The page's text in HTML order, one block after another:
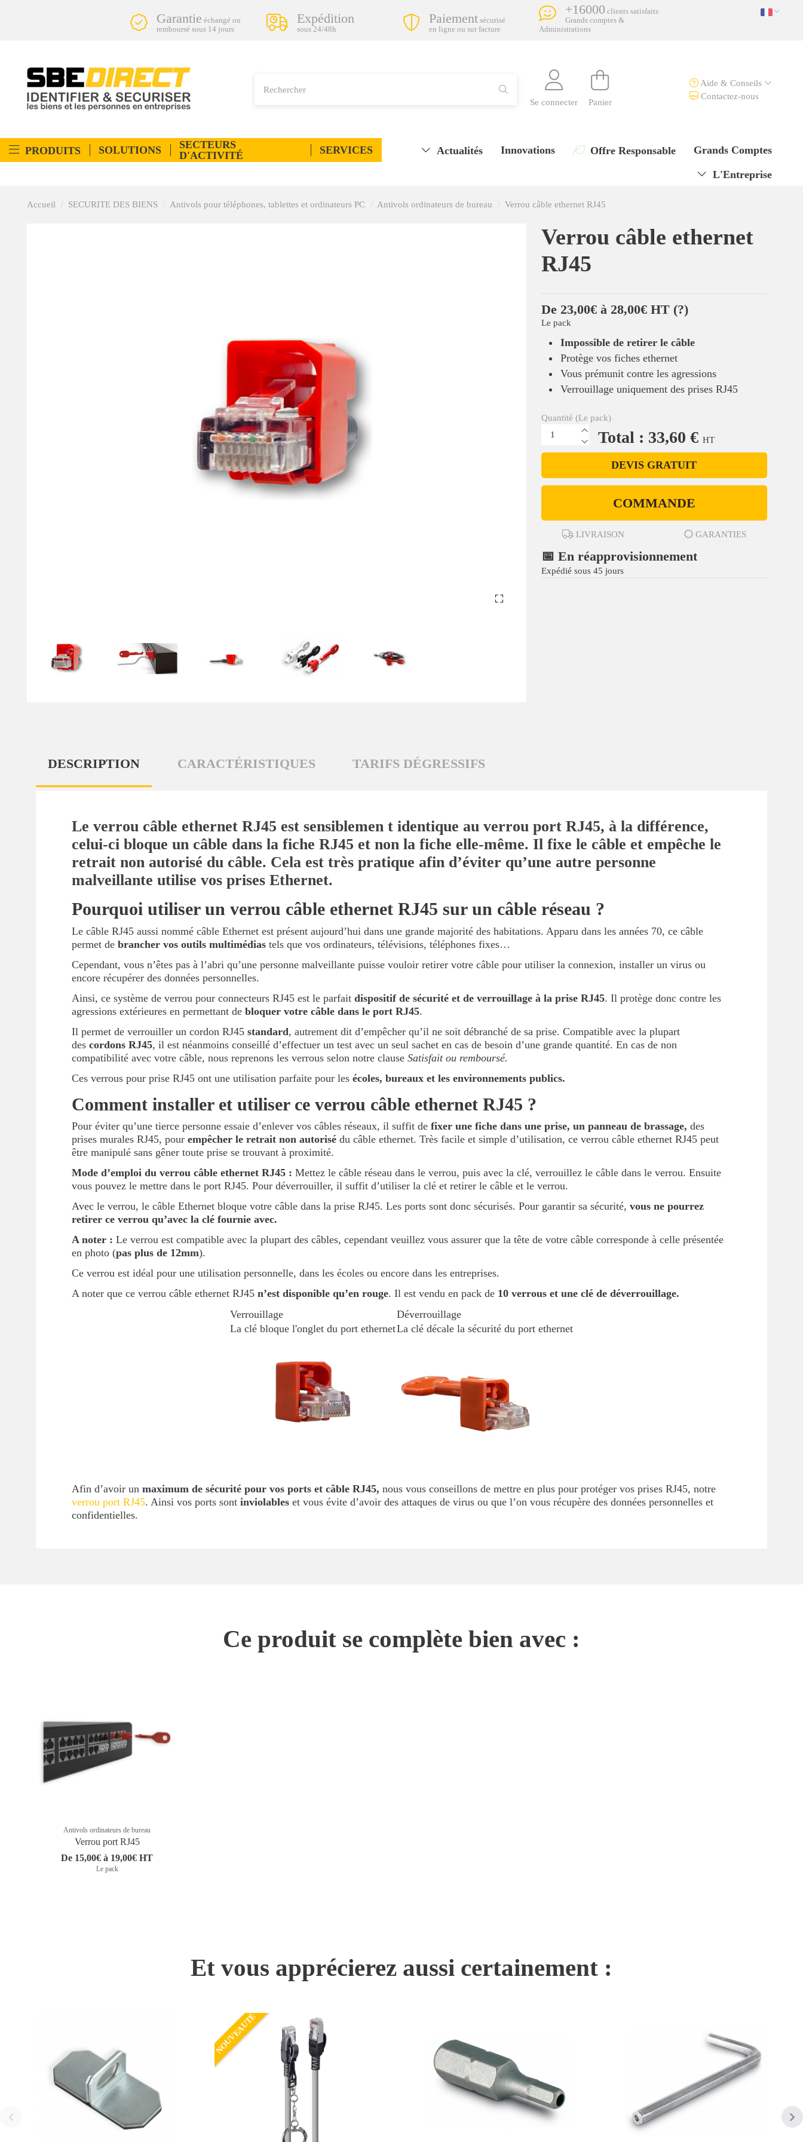
Garantie échangé ou
remboursé sous 14 jours
Expédition
sous 24/48h
Paiement sécurisé
en ligne ou sur facture
+16000 clients satisfaits
Grands comptes &
Administrations
Se connecter Panier
Aide & Conseils
Contactez-nous
PRODUITS SOLUTIONS
SECTEURS
D'ACTIVITÉ
SERVICES Grands Comptes
Offre Responsable
Innovations
Actualités
L'Entreprise
Accueil SECURITE DES BIENS Antivols pour téléphones, tablettes et ordinateurs PC Antivols ordinateurs de bureau Verrou câble ethernet RJ45
Verrou câble ethernet
RJ45
De 23,00€ à 28,00€ HT (?)
Le pack
Impossible de retirer le câble
Protège vos fiches ethernet
Vous prémunit contre les agressions
Verrouillage uniquement des prises RJ45
Quantité (Le pack)
Total : 33,60 € HT
DEVIS GRATUIT
COMMANDE
LIVRAISON GARANTIES
📅 En réapprovisionnement
Expédié sous 45 jours
DESCRIPTION CARACTÉRISTIQUES TARIFS DÉGRESSIFS
Le verrou câble ethernet RJ45 est sensiblemen t identique au verrou port RJ45, à la différence,
celui-ci bloque un câble dans la fiche RJ45 et non la fiche elle-même. Il fixe le câble et empêche le
retrait non autorisé du câble. Cela est très pratique afin d’éviter qu’une autre personne
malveillante utilise vos prises Ethernet.
Pourquoi utiliser un verrou câble ethernet RJ45 sur un câble réseau ?
Le câble RJ45 aussi nommé câble Ethernet est présent aujourd’hui dans une grande majorité des habitations. Apparu dans les années 70, ce câble
permet de brancher vos outils multimédias tels que vos ordinateurs, télévisions, téléphones fixes…
Cependant, vous n’êtes pas à l’abri qu’une personne malveillante puisse vouloir retirer votre câble pour utiliser la connexion, installer un virus ou
encore récupérer des données personnelles.
Ainsi, ce système de verrou pour connecteurs RJ45 est le parfait dispositif de sécurité et de verrouillage à la prise RJ45. Il protège donc contre les
agressions extérieures en permettant de bloquer votre câble dans le port RJ45.
Il permet de verrouiller un cordon RJ45 standard, autrement dit d’empêcher qu’il ne soit débranché de sa prise. Compatible avec la plupart
des cordons RJ45, il est néanmoins conseillé d’effectuer un test avec un seul sachet en cas de besoin d’une grande quantité. En cas de non
compatibilité avec votre câble, nous reprenons les verrous selon notre clause Satisfait ou remboursé.
Ces verrous pour prise RJ45 ont une utilisation parfaite pour les écoles, bureaux et les environnements publics.
Comment installer et utiliser ce verrou câble ethernet RJ45 ?
Pour éviter qu’une tierce personne essaie d’enlever vos câbles réseaux, il suffit de fixer une fiche dans une prise, un panneau de brassage, des
prises murales RJ45, pour empêcher le retrait non autorisé du câble ethernet. Très facile et simple d’utilisation, ce verrou câble ethernet RJ45 peut
être manipulé sans gêner toute prise se trouvant à proximité.
Mode d’emploi du verrou câble ethernet RJ45 : Mettez le câble réseau dans le verrou, puis avec la clé, verrouillez le câble dans le verrou. Ensuite
vous pouvez le mettre dans le port RJ45. Pour déverrouiller, il suffit d’utiliser la clé et retirer le câble et le verrou.
Avec le verrou, le câble Ethernet bloque votre câble dans la prise RJ45. Les ports sont donc sécurisés. Pour garantir sa sécurité, vous ne pourrez
retirer ce verrou qu’avec la clé fournie avec.
A noter : Le verrou est compatible avec la plupart des câbles, cependant veuillez vous assurer que la tête de votre câble corresponde à celle présentée
en photo (pas plus de 12mm).
Ce verrou est idéal pour une utilisation personnelle, dans les écoles ou encore dans les entreprises.
A noter que ce verrou câble ethernet RJ45 n’est disponible qu’en rouge. Il est vendu en pack de 10 verrous et une clé de déverrouillage.
Verrouillage
Déverrouillage
La clé bloque l'onglet du port ethernetLa clé décale la sécurité du port ethernet
Afin d’avoir un maximum de sécurité pour vos ports et câble RJ45, nous vous conseillons de mettre en plus pour protéger vos prises RJ45, notre
verrou port RJ45. Ainsi vos ports sont inviolables et vous évite d’avoir des attaques de virus ou que l’on vous récupère des données personnelles et
confidentielles.
Ce produit se complète bien avec :
Antivols ordinateurs de bureau
Verrou port RJ45
De 15,00€ à 19,00€ HT
Le pack
Et vous apprécierez aussi certainement :
NOUVEAUTÉ